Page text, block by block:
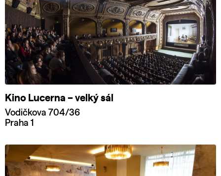
Kino Lucerna – velký sál
Vodičkova 704/36
Praha 1